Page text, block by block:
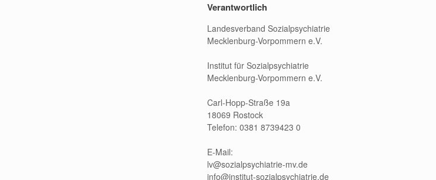
Verantwortlich
Landesverband Sozialpsychiatrie
Mecklenburg-Vorpommern e.V.
Institut für Sozialpsychiatrie
Mecklenburg-Vorpommern e.V.
Carl-Hopp-Straße 19a
18069 Rostock
Telefon: 0381 8739423 0
E-Mail:
lv@sozialpsychiatrie-mv.de
info@institut-sozialpsychiatrie.de